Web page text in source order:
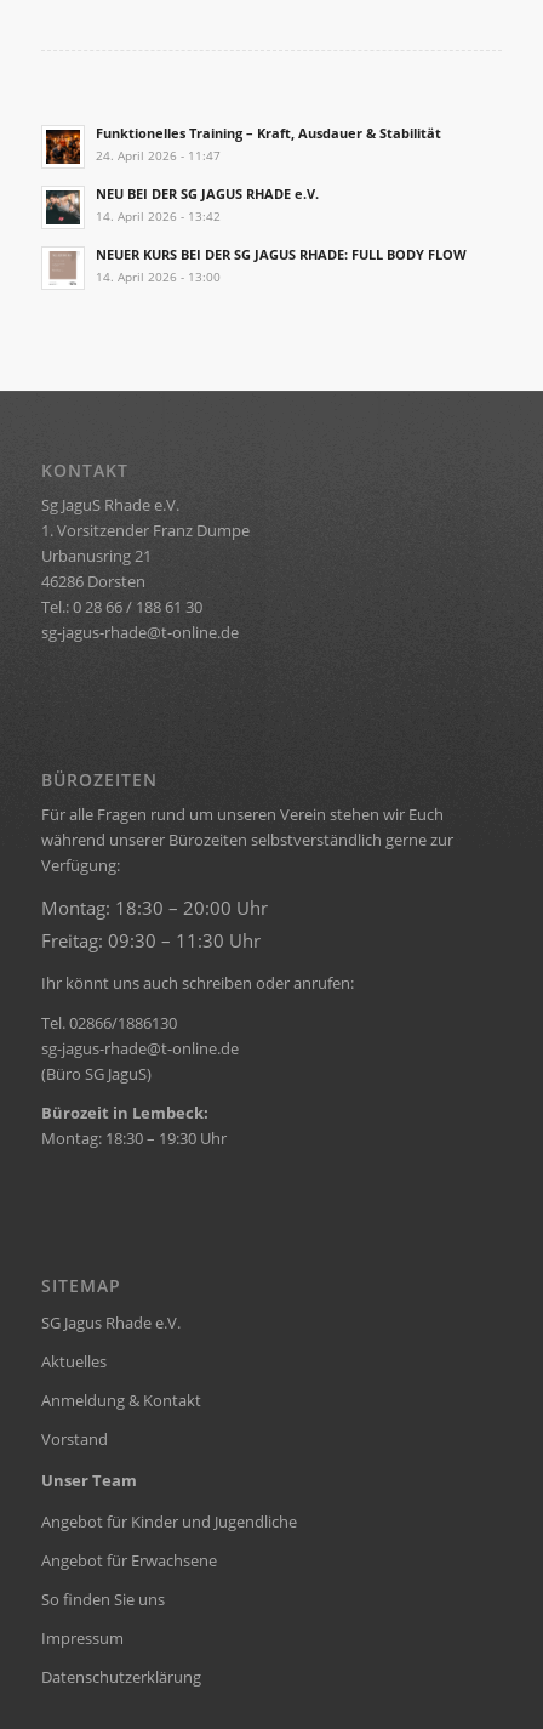
Funktionelles Training – Kraft, Ausdauer & Stabilität
24. April 2026 - 11:47
NEU BEI DER SG JAGUS RHADE e.V.
14. April 2026 - 13:42
NEUER KURS BEI DER SG JAGUS RHADE: FULL BODY FLOW
14. April 2026 - 13:00
KONTAKT
Sg JaguS Rhade e.V.
1. Vorsitzender Franz Dumpe
Urbanusring 21
46286 Dorsten
Tel.: 0 28 66 / 188 61 30
sg-jagus-rhade@t-online.de
BÜROZEITEN
Für alle Fragen rund um unseren Verein stehen wir Euch
während unserer Bürozeiten selbstverständlich gerne zur
Verfügung:
Montag: 18:30 – 20:00 Uhr
Freitag: 09:30 – 11:30 Uhr
Ihr könnt uns auch schreiben oder anrufen:
Tel. 02866/1886130
sg-jagus-rhade@t-online.de
(Büro SG JaguS)
Bürozeit in Lembeck:
Montag: 18:30 – 19:30 Uhr
SITEMAP
SG Jagus Rhade e.V.
Aktuelles
Anmeldung & Kontakt
Vorstand
Unser Team
Angebot für Kinder und Jugendliche
Angebot für Erwachsene
So finden Sie uns
Impressum
Datenschutzerklärung